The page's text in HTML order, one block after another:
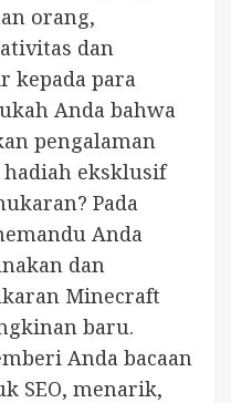
orang,
dan
kepada para
Anda bahwa
pengalaman
eksklusif
Pada
Anda
dan
Minecraft
baru.
Anda bacaan
SEO, menarik,